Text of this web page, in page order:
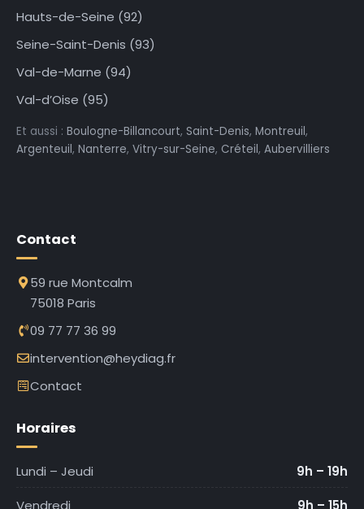
Hauts-de-Seine (92)
Seine-Saint-Denis (93)
Val-de-Marne (94)
Val-d’Oise (95)
Et aussi : Boulogne-Billancourt, Saint-Denis, Montreuil,
Argenteuil, Nanterre, Vitry-sur-Seine, Créteil, Aubervilliers
Contact
59 rue Montcalm
75018 Paris
09 77 77 36 99
intervention@heydiag.fr
Contact
Horaires
Lundi – Jeudi
9h – 19h
Vendredi
9h – 15h